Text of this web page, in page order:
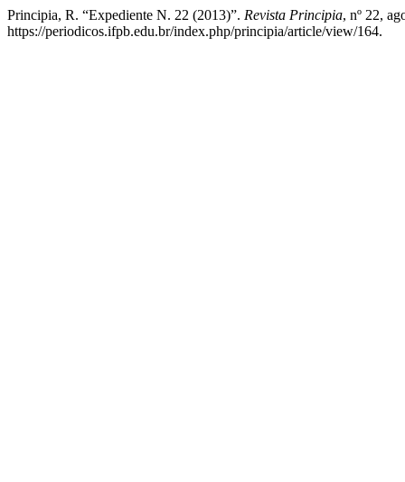
Principia, R. “Expediente N. 22 (2013)”. Revista Principia, nº 22,
https://periodicos.ifpb.edu.br/index.php/principia/article/view/164.